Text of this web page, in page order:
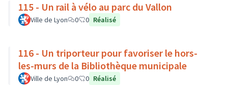
115 - Un rail à vélo au parc du Vallon
Ville de Lyon 0 0 Réalisé
116 - Un triporteur pour favoriser le hors-
les-murs de la Bibliothèque municipale
Ville de Lyon 0 0 Réalisé